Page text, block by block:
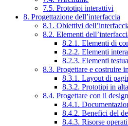
7.5. Prototipi interattivi
8. Progettazione dell’interfaccia
8.1. Obiettivi
8.2. Elementi
8.2.1. Elementi di
8.2.2. Elementi
8.2.3. Elementi
8.3. Progettare e costruire
8.3.1. Layout di
8.3.2. Prototipi in
8.4. Progettare con il
8.4.1.
8.4.2. Benefici del
8.4.3. Risorse